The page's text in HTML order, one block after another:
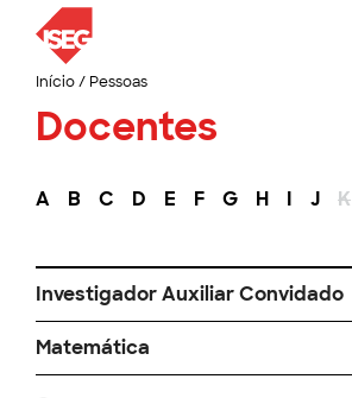
Início/ Pessoas
Docentes
A B C D E F G H I J K
Investigador Auxiliar Convidado
Matemática